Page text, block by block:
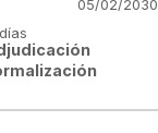
05/02/2030